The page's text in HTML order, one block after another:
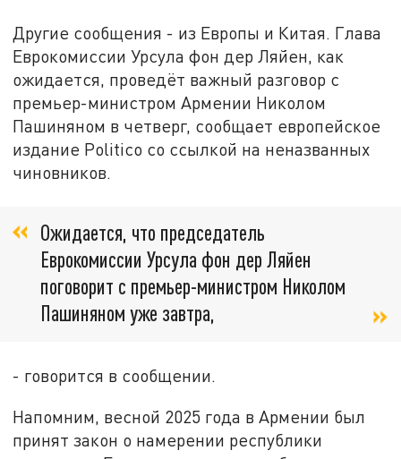
Другие сообщения - из Европы и Китая. Глава
Еврокомиссии Урсула фон дер Ляйен, как
ожидается, проведёт важный разговор с
премьер-министром Армении Николом
Пашиняном в четверг, сообщает европейское
издание Politico со ссылкой на неназванных
чиновников.
Ожидается, что председатель
Еврокомиссии Урсула фон дер Ляйен
поговорит с премьер-министром Николом
Пашиняном уже завтра,
- говорится в сообщении.
Напомним, весной 2025 года в Армении был
принят закон о намерении республики